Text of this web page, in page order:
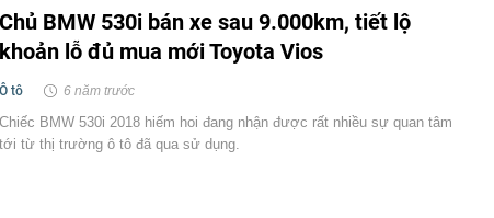
Chủ BMW 530i bán xe sau 9.000km, tiết lộ
khoản lỗ đủ mua mới Toyota Vios
Ô tô 6 năm trước
Chiếc BMW 530i 2018 hiếm hoi đang nhận được rất nhiều sự quan tâm
tới từ thị trường ô tô đã qua sử dụng.